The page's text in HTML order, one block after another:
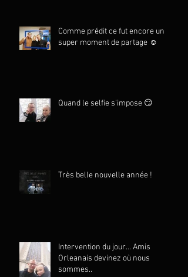
Comme prédit ce fut encore un
super moment de partage ☺️
Quand le selfie s'impose 😏
Très belle nouvelle année !
Intervention du jour... Amis
Orleanais devinez où nous
sommes..